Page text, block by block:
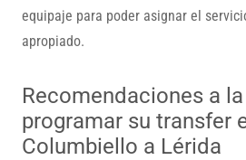
equipaje para poder asignar el
apropiado.
Recomendaciones a
programar su transfer
Columbiello a Lérida